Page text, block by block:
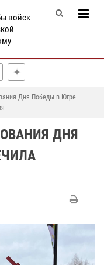
войск
Дня Победы в Югре
ДНЯ